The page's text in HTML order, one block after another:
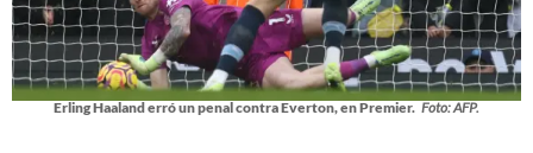
Erling Haaland erró un penal contra Everton, en Premier. Foto: AFP.